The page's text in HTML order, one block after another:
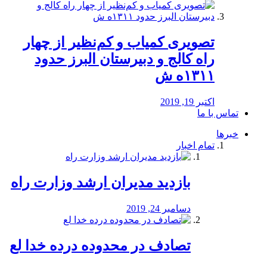
️تصویری کمیاب و کم‌نظیر از چهار
راه كالج و دبيرستان البرز حدود
۱۳۱۱ه ش
اکتبر 19, 2019
تماس با ما
خبرها
تمام اخبار
بازدید مدیران ارشد وزارت راه
دسامبر 24, 2019
تصادف در محدوده درده خدا لع